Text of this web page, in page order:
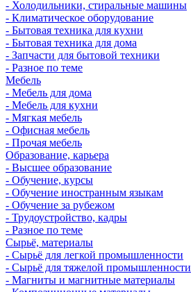
- Холодильники, стиральные машины
- Климатическое оборудование
- Бытовая техника для кухни
- Бытовая техника для дома
- Запчасти для бытовой техники
- Разное по теме
Мебель
- Мебель для дома
- Мебель для кухни
- Мягкая мебель
- Офисная мебель
- Прочая мебель
Образование, карьера
- Высшее образование
- Обучение, курсы
- Обучение иностранным языкам
- Обучение за рубежом
- Трудоустройство, кадры
- Разное по теме
Сырьё, материалы
- Сырьё для легкой промышленности
- Сырьё для тяжелой промышленности
- Магниты и магнитные материалы